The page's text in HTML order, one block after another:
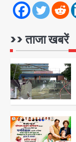
>> ताजा खबरें
1
2